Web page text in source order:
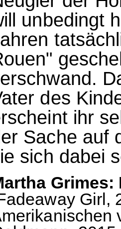
unbedingt
des
ihr
Sache auf
sich dabei
Girl,